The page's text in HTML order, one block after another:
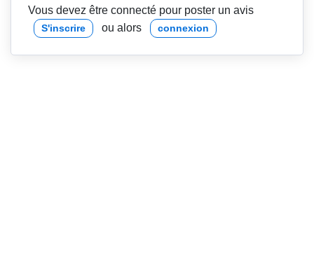
Vous devez être connecté pour poster un avis
S'inscrire ou alors connexion